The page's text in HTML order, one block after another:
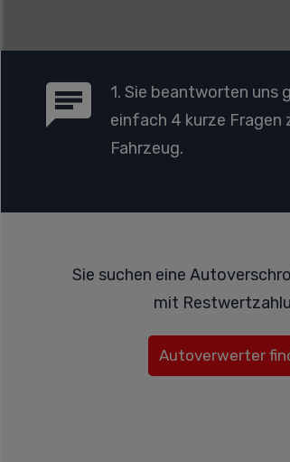
1. Sie beantworten uns
einfach 4 kurze Fragen
Fahrzeug.
Sie suchen eine
mit
Autoverwerter